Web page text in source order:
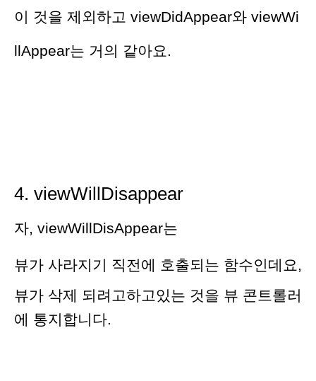
이 것을 제외하고 viewDidAppear와 viewWi
llAppear는 거의 같아요.
4. viewWillDisappear
자, viewWillDisAppear는
뷰가 사라지기 직전에 호출되는 함수인데요,
뷰가 삭제 되려고하고있는 것을 뷰 콘트롤러
에 통지합니다.